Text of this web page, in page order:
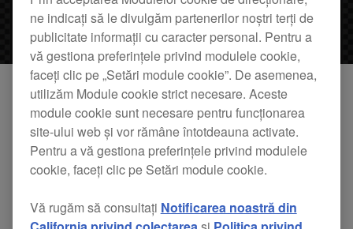
Competiția pentru DJ cea mai prestigioasă din
lume și cu cel mai îndelungat parcurs,
Campionatele mondiale DMC pentru DJ, este în
mai cuprinzătoare de până acum, cu DJ care se
ne indicați să le divulgăm partenerilor noștri terți de
publicitate informații cu caracter personal. Pentru a
vă gestiona preferințele privind modulele cookie,
faceți clic pe „Setări module cookie”. De asemenea,
utilizăm Module cookie strict necesare. Aceste
module cookie sunt necesare pentru funcționarea
site-ului web și vor rămâne întotdeauna activate.
Pentru a vă gestiona preferințele privind modulele
cookie, faceți clic pe Setări module cookie.
Vă rugăm să consultați Notificarea noastră din